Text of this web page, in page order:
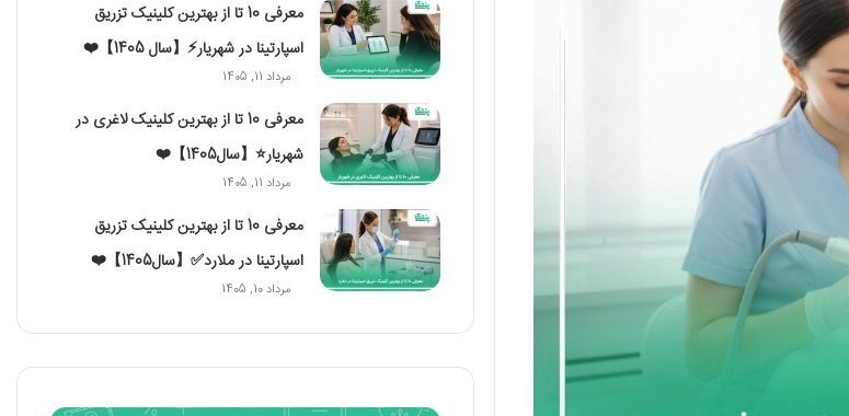
معرفی 10 تا از بهترین کلینیک تزریق
اسپارتینا در شهریار⚡【سال 1405】❤️
مرداد 11, 1405
معرفی 10 تا از بهترین کلینیک لاغری در
شهریار⭐【سال1405】❤️
مرداد 11, 1405
معرفی 10 تا از بهترین کلینیک تزریق
اسپارتینا در ملارد✅【سال1405】❤️
مرداد 10, 1405